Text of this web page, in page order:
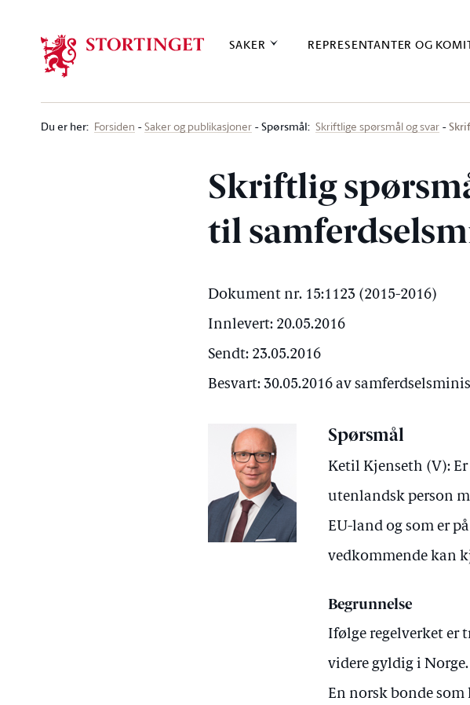
SAKER REPRESENTANTER OG
Du er her: Forsiden Saker og publikasjoner Spørsmål: Skriftlige spørsmål og svar
Skriftlig
til
Dokument nr. 15:1123 (2015-2016)
Innlevert: 20.05.2016
Sendt: 23.05.2016
Besvart: 30.05.2016 av
Spørsmål
Ketil Kjenseth (V):
utenlandsk person
EU-land og som er
vedkommende kan
Begrunnelse
Ifølge regelverket er
videre gyldig i Norge.
En norsk bonde